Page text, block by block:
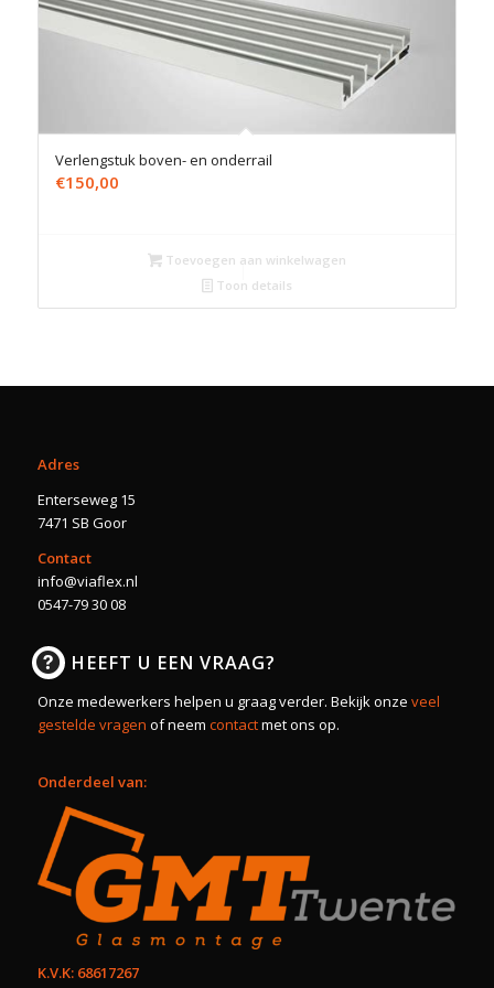
Verlengstuk boven- en onderrail
€150,00
Toevoegen aan winkelwagen
Toon details
Adres
Enterseweg 15
7471 SB Goor
Contact
info@viaflex.nl
0547-79 30 08
HEEFT U EEN VRAAG?
Onze medewerkers helpen u graag verder. Bekijk onze veel
gestelde vragen of neem contactmet ons op.
Onderdeel van:
K.V.K: 68617267